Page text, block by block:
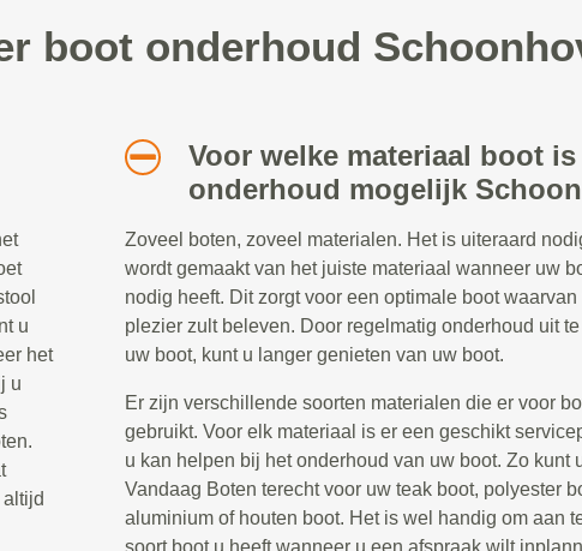
boot onderhoud
u
het
u
Voor welke materiaal boot is
onderhoud mogelijk
Zoveel boten, zoveel materialen. Het is uiteraard
wordt gemaakt van het juiste materiaal wanneer uw
nodig heeft. Dit zorgt voor een optimale boot
plezier zult beleven. Door regelmatig onderhoud uit
uw boot, kunt u langer genieten van uw boot.
Er zijn verschillende soorten materialen die er voor
gebruikt. Voor elk materiaal is er een geschikt
u kan helpen bij het onderhoud van uw boot. Zo kunt
Vandaag Boten terecht voor uw teak boot, polyester
aluminium of houten boot. Het is wel handig om aan
soort boot u heeft wanneer u een afspraak wilt